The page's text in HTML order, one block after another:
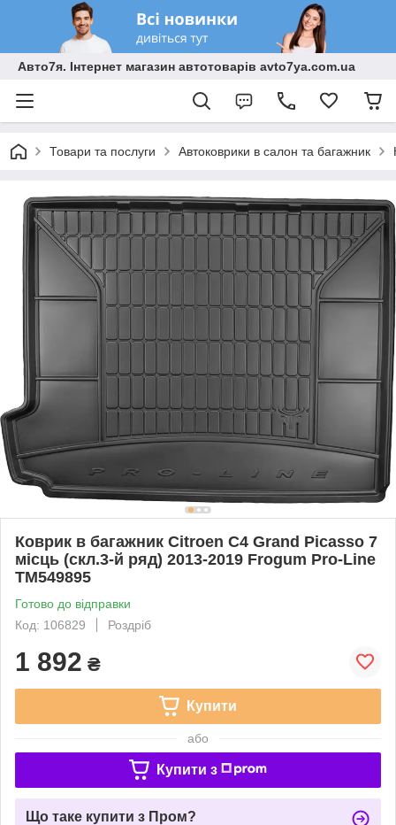
Авто7я. Інтернет магазин автотоварів avto7ya.com.ua
Товари та послуги Автоковрики в салон та багажник
Коврик в багажник Citroen C4 Grand Picasso 7
місць (скл.3-й ряд) 2013-2019 Frogum Pro-Line
TM549895
Готово до відправки
Код: 106829
Роздріб
1 892 ₴
Купити
або
Купити з
Що таке купити з Пром?